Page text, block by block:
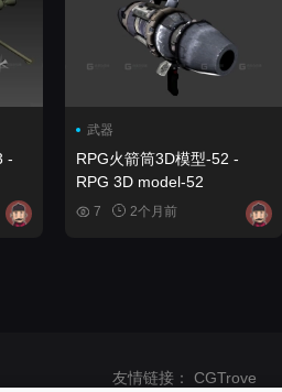
-
武器
RPG火箭筒3D模型-52 -
RPG 3D model-52
7 2个月前
友情链接： CGTrove